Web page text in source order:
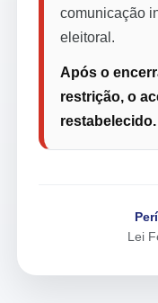
comunicação
eleitoral.
Após o
restrição, o
restabelecido.
Lei